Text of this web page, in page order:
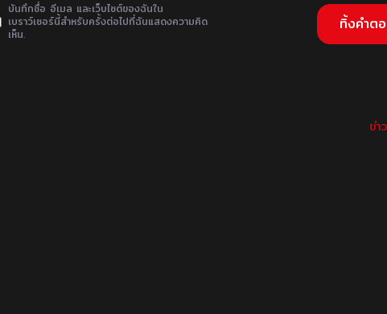
บันทึกชื่อ อีเมล และเว็บไซต์ของฉันใน
เบราว์เซอร์นี้สำหรับครั้งต่อไปที่ฉันแสดงความคิด
เห็น.
ข่า